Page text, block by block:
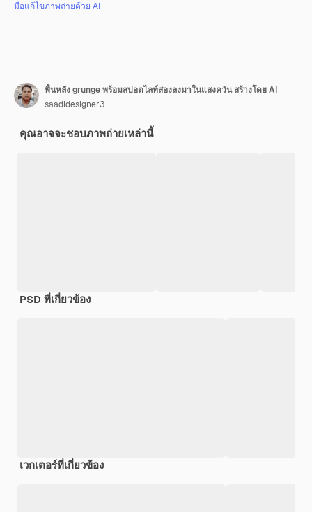
มือแก้ไขภาพถ่ายด้วย AI
พื้นหลัง grunge พร้อมสปอตไลท์ส่องลงมาในแสงควัน สร้างโดย AI
saadidesigner3
คุณอาจจะชอบภาพถ่ายเหล่านี้
PSD ที่เกี่ยวข้อง
เวกเตอร์ที่เกี่ยวข้อง